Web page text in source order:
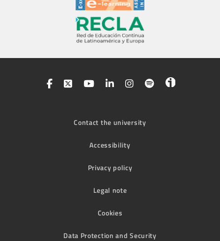
Contact the university
Accessibility
Privacy policy
Legal note
Cookies
Data Protection and Security